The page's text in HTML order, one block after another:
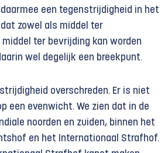
een tegenstrijdigheid in het
zowel als middel ter
ter bevrijding kan worden
wel degelijk een breekpunt.
overschreden. Er is niet
een evenwicht. We zien dat in de
noorden en zuiden, binnen het
en het Internationaal Strafhof.